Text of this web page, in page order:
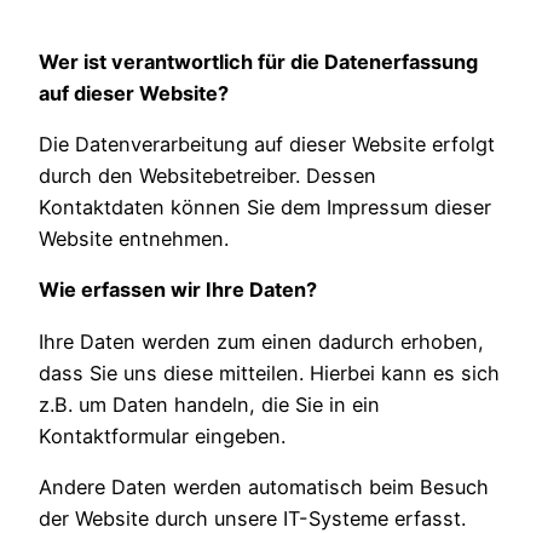
Wer ist verantwortlich für die Datenerfassung
auf dieser Website?
Die Datenverarbeitung auf dieser Website erfolgt
durch den Websitebetreiber. Dessen
Kontaktdaten können Sie dem Impressum dieser
Website entnehmen.
Wie erfassen wir Ihre Daten?
Ihre Daten werden zum einen dadurch erhoben,
dass Sie uns diese mitteilen. Hierbei kann es sich
z.B. um Daten handeln, die Sie in ein
Kontaktformular eingeben.
Andere Daten werden automatisch beim Besuch
der Website durch unsere IT-Systeme erfasst.